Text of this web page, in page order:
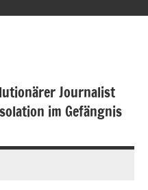
Journalist
im Gefängnis